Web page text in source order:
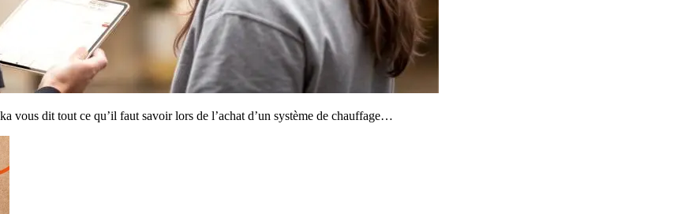
vous dit tout ce qu’il faut savoir lors de l’achat d’un système de chauffage…